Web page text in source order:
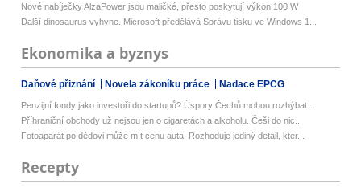
Nové nabíječky AlzaPower jsou maličké, přesto poskytují výkon 100 W
Další dinosaurus vyhyne. Microsoft předělává Správu tisku ve Windows 1...
Ekonomika a byznys
Daňové přiznání Novela zákoníku práce Nadace EPCG
Penzijní fondy jako investoři do startupů? Úspory Čechů mohou rozhýbat...
Příhraniční obchody už nejsou jen o cigaretách a alkoholu. Češi do nic...
Fotoaparát po dědovi může mít cenu auta. Rozhoduje jediný detail, kter...
Recepty